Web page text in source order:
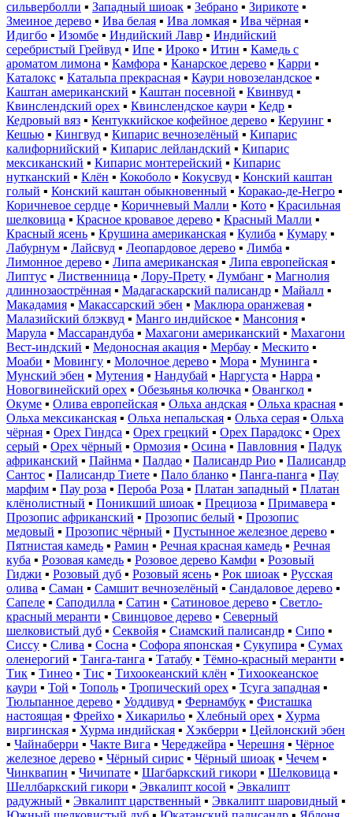
сильверболли ▪ Западный шиоак ▪ Зебрано ▪ Зирикоте ▪
Змеиное дерево ▪ Ива белая ▪ Ива ломкая ▪ Ива чёрная ▪
Идигбо ▪ Изомбе ▪ Индийский Лавр ▪ Индийский
серебристый Грейвуд ▪ Ипе ▪ Ироко ▪ Итин ▪ Камедь с
ароматом лимона ▪ Камфора ▪ Канарское дерево ▪ Карри ▪
Каталокс ▪ Катальпа прекрасная ▪ Каури новозеландское ▪
Каштан американский ▪ Каштан посевной ▪ Квинвуд ▪
Квинслендский орех ▪ Квинслендское каури ▪ Кедр ▪
Кедровый вяз ▪ Кентуккийское кофейное дерево ▪ Керуинг ▪
Кешью ▪ Кингвуд ▪ Кипарис вечнозелёный ▪ Кипарис
калифорнийский ▪ Кипарис лейландский ▪ Кипарис
мексиканский ▪ Кипарис монтерейский ▪ Кипарис
нутканский ▪ Клён ▪ Кокоболо ▪ Кокусвуд ▪ Конский каштан
голый ▪ Конский каштан обыкновенный ▪ Коракао-де-Негро ▪
Коричневое сердце ▪ Коричневый Малли ▪ Кото ▪ Красильная
шелковица ▪ Красное кровавое дерево ▪ Красный Малли ▪
Красный ясень ▪ Крушина американская ▪ Кулиба ▪ Кумару ▪
Лабурнум ▪ Лайсвуд ▪ Леопардовое дерево ▪ Лимба ▪
Лимонное дерево ▪ Липа американская ▪ Липа европейская ▪
Липтус ▪ Лиственница ▪ Лору-Прету ▪ Лумбанг ▪ Магнолия
длиннозаострённая ▪ Мадагаскарский палисандр ▪ Майалл ▪
Макадамия ▪ Макассарский эбен ▪ Маклюра оранжевая ▪
Малазийский блэквуд ▪ Манго индийское ▪ Мансония ▪
Марула ▪ Массарандуба ▪ Махагони американский ▪ Махагони
Вест-индский ▪ Медоносная акация ▪ Мербау ▪ Мескито ▪
Моаби ▪ Мовингу ▪ Молочное дерево ▪ Мора ▪ Мунинга ▪
Мунский эбен ▪ Мутения ▪ Нандубай ▪ Наргуста ▪ Нарра ▪
Новогвинейский орех ▪ Обезьянья колючка ▪ Овангкол ▪
Окуме ▪ Олива европейская ▪ Ольха андская ▪ Ольха красная ▪
Ольха мексиканская ▪ Ольха непальская ▪ Ольха серая ▪ Ольха
чёрная ▪ Орех Гиндса ▪ Орех грецкий ▪ Орех Парадокс ▪ Орех
серый ▪ Орех чёрный ▪ Ормозия ▪ Осина ▪ Павловния ▪ Падук
африканский ▪ Пайнма ▪ Палдао ▪ Палисандр Рио ▪ Палисандр
Сантос ▪ Палисандр Тиете ▪ Пало бланко ▪ Панга-панга ▪ Пау
марфим ▪ Пау роза ▪ Пероба Роза ▪ Платан западный ▪ Платан
клёнолистный ▪ Поникший шиоак ▪ Прециоза ▪ Примавера ▪
Прозопис африканский ▪ Прозопис белый ▪ Прозопис
медовый ▪ Прозопис чёрный ▪ Пустынное железное дерево ▪
Пятнистая камедь ▪ Рамин ▪ Речная красная камедь ▪ Речная
куба ▪ Розовая камедь ▪ Розовое дерево Камфи ▪ Розовый
Гиджи ▪ Розовый дуб ▪ Розовый ясень ▪ Рок шиоак ▪ Русская
олива ▪ Саман ▪ Самшит вечнозелёный ▪ Сандаловое дерево ▪
Сапеле ▪ Саподилла ▪ Сатин ▪ Сатиновое дерево ▪ Светло-
красный меранти ▪ Свинцовое дерево ▪ Северный
шелковистый дуб ▪ Секвойя ▪ Сиамский палисандр ▪ Сипо ▪
Сиссу ▪ Слива ▪ Сосна ▪ Софора японская ▪ Сукупира ▪ Сумах
оленерогий ▪ Танга-танга ▪ Татабу ▪ Тёмно-красный меранти ▪
Тик ▪ Тинео ▪ Тис ▪ Тихоокеанский клён ▪ Тихоокеанское
каури ▪ Той ▪ Тополь ▪ Тропический орех ▪ Тсуга западная ▪
Тюльпанное дерево ▪ Уоддивуд ▪ Фернамбук ▪ Фисташка
настоящая ▪ Фрейхо ▪ Хикарильо ▪ Хлебный орех ▪ Хурма
виргинская ▪ Хурма индийская ▪ Хэкберри ▪ Цейлонский эбен
▪ Чайнаберри ▪ Чакте Вига ▪ Череджейра ▪ Черешня ▪ Чёрное
железное дерево ▪ Чёрный сирис ▪ Чёрный шиоак ▪ Чечем ▪
Чинквапин ▪ Чичипате ▪ Шагбаркский гикори ▪ Шелковица ▪
Шеллбаркский гикори ▪ Эвкалипт косой ▪ Эвкалипт
радужный ▪ Эвкалипт царственный ▪ Эвкалипт шаровидный ▪